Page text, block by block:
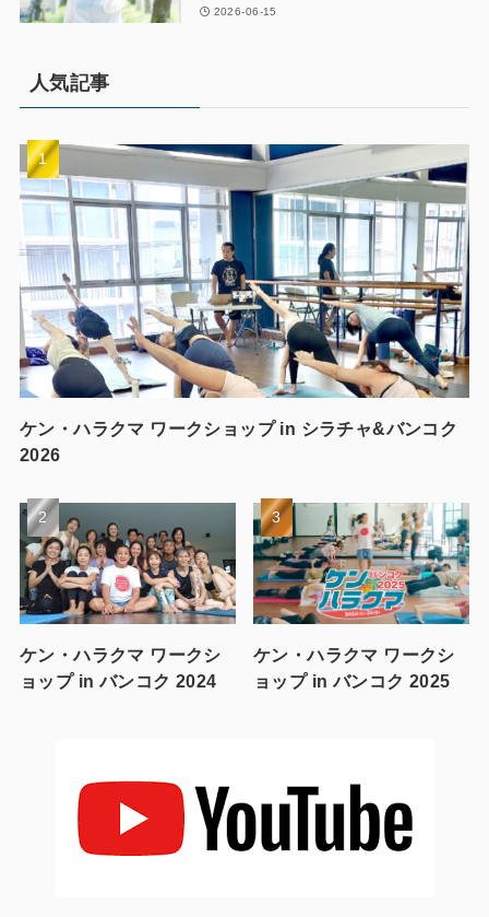
2026-06-15
人気記事
ケン・ハラクマ ワークショップ in シラチャ&バンコク
2026
ケン・ハラクマ ワークシ
ョップ in バンコク 2024
ケン・ハラクマ ワークシ
ョップ in バンコク 2025